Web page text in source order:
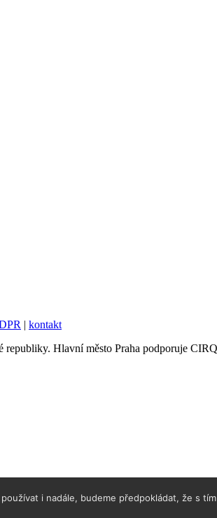
| kontakt
Hlavní město Praha podporuje
i nadále, budeme předpokládat, že s